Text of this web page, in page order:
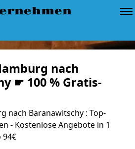
nach
☛ 100 % Gratis-
nach Baranawitschy : Top-
- Kostenlose Angebote in 1
94€